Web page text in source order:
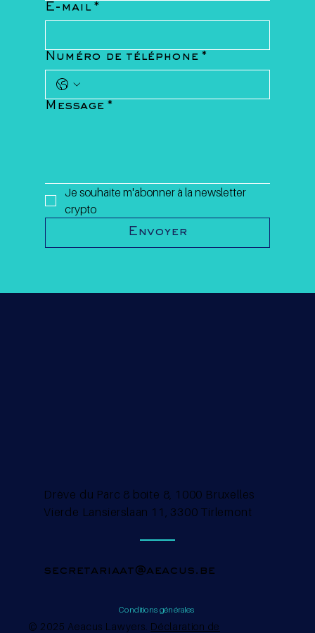
E-mail *
Numéro de téléphone *
Message *
Je souhaite m'abonner à la newsletter
crypto
Envoyer
© 2025 Aeacus Lawyers. Déclaration de
secretariaat@aeacus.be
Drève du Parc 8 boite 8, 1000 Bruxelles
Vierde Lansierslaan 11, 3300 Tirlemont
Conditions générales